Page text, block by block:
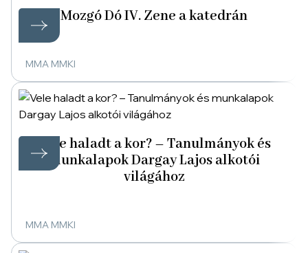
Mozgó Dó IV. Zene a katedrán
MMA MMKI
Vele haladt a kor? – Tanulmányok és
munkalapok Dargay Lajos alkotói
világához
MMA MMKI